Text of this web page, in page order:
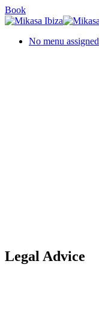
Skip
to
content
Book
No menu assigned
Legal Advice